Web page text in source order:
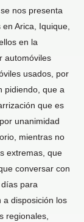
nos presenta
Arica, Iquique,
en la
automóviles
usados, por
pidiendo, que a
que es
unanimidad
mientras no
extremas, que
conversar con
para
disposición los
regionales,